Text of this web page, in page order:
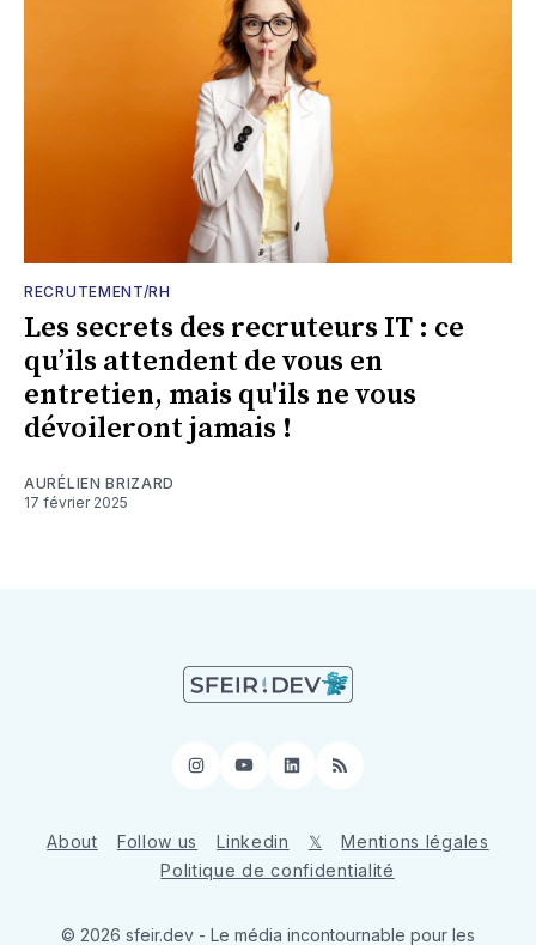
RECRUTEMENT/RH
Les secrets des recruteurs IT : ce
qu’ils attendent de vous en
entretien, mais qu'ils ne vous
dévoileront jamais !
AURÉLIEN BRIZARD
17 février 2025
Instagram
YouTubeLinkedIn
RSS
About Follow us Linkedin 𝕏
Mentions légales
Politique de confidentialité
© 2026 sfeir.dev - Le média incontournable pour les